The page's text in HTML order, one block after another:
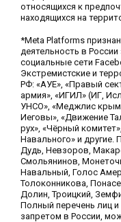
относящихся к
находящихся на
*Meta Platforms
деятельность в
социальные сети
Экстремистские и
РФ: «АУЕ», «Правый
армия», «ИГИЛ» (ИГ,
УНСО», «Меджлис
Иеговы», «Движение
рух», «Чёрный
Навального» и другие.
Дудь, Невзоров,
Смольянинов,
Навальный, Голос
Толоконникова,
Долин, Троицкий,
Полный перечень лиц
запретом в России,